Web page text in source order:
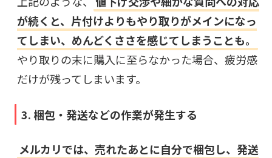
が続くと、片付けよりもやり取りがメインになっ
てしまい、めんどくささを感じてしまうことも。
やり取りの末に購入に至らなかった場合、疲労感
だけが残ってしまいます。
3. 梱包・発送などの作業が発生する
メルカリでは、売れたあとに自分で梱包し、発送